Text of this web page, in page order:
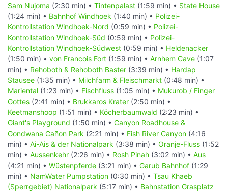
Sam Nujoma (2:30 min) • Tintenpalast (1:59 min) • State House
(1:24 min) • Bahnhof Windhoek (1:40 min) • Polizei-
Kontrollstation Windhoek-Nord (0:59 min) • Polizei-
Kontrollstation Windhoek-Süd (0:59 min) • Polizei-
Kontrollstation Windhoek-Südwest (0:59 min) • Heldenacker
(1:50 min) • von Francois Fort (1:59 min) • Arnhem Cave (1:07
min) • Rehoboth & Rehoboth Baster (3:39 min) • Hardap
Stausee (1:35 min) • Milchfarm & Fleischmarkt (0:48 min) •
Mariental (1:23 min) • Fischfluss (1:05 min) • Mukurob / Finger
Gottes (2:41 min) • Brukkaros Krater (2:50 min) •
Keetmanshoop (1:51 min) • Köcherbaumwald (2:23 min) •
Giant's Playground (1:50 min) • Canyon Roadhouse &
Gondwana Cañon Park (2:21 min) • Fish River Canyon (4:16
min) • Ai-Ais & der Nationalpark (3:38 min) • Oranje-Fluss (1:52
min) • Aussenkehr (2:26 min) • Rosh Pinah (3:02 min) • Aus
(4:21 min) • Wüstenpferde (3:21 min) • Garub Bahnhof (1:29
min) • NamWater Pumpstation (0:30 min) • Tsau Khaeb
(Sperrgebiet) Nationalpark (5:17 min) • Bahnstation Grasplatz